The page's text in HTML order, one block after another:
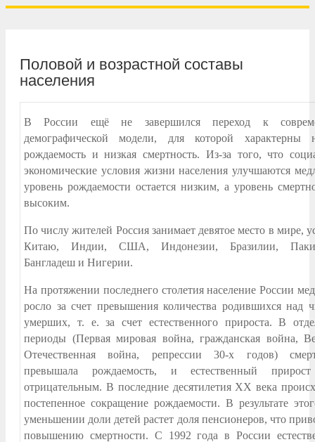
Половой и возрастной составы
населения
В России ещё не завершился переход к
демографической модели, для которой характерны
рождаемость и низкая смертность. Из-за того, что
экономические условия жизни населения улучшаются
уровень рождаемости остается низким, а уровень
высоким.
По числу жителей Россия занимает девятое место в мире,
Китаю, Индии, США, Индонезии, Бразилии,
Бангладеш и Нигерии.
На протяжении последнего столетия население России
росло за счет превышения количества родившихся над
умерших, т. е. за счет естественного прироста. В
периоды (Первая мировая война, гражданская война,
Отечественная война, репрессии 30-х годов)
превышала рождаемость, и естественный
отрицательным. В последние десятилетия XX века
постепенное сокращение рождаемости. В результате
уменьшении доли детей растет доля пенсионеров, что
повышению смертности. С 1992 года в России